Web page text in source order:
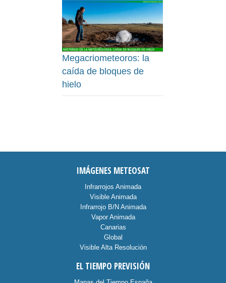
Megacriometeoros: la
caída de bloques de
hielo
IMÁGENES METEOSAT
Infrarrojos Animada
Visible Animada
Infrarrojo B/N Animada
Vapor Animada
Canarias
Global
Visible Alta Resolución
EL TIEMPO PREVISIÓN